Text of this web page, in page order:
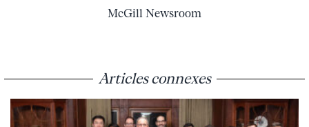
McGill Newsroom
Articles connexes